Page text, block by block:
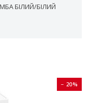
БІЛИЙ/БІЛИЙ
− 20%